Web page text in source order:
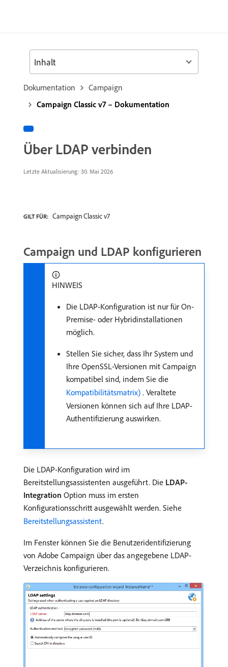
Dokumentation
Campaign
Campaign Classic v7 – Dokumentation
Über LDAP verbinden
Letzte Aktualisierung: 30. Mai 2026
GILT FÜR: Campaign Classic v7
Campaign und LDAP konfigurieren
HINWEIS
Die LDAP-Konfiguration ist nur für On-
Premise- oder Hybridinstallationen
möglich.
Stellen Sie sicher, dass Ihr System und
Ihre OpenSSL-Versionen mit Campaign
kompatibel sind, indem Sie die
Kompatibilitätsmatrix) ​ . Veraltete
Versionen können sich auf Ihre LDAP-
Authentifizierung auswirken.
Die LDAP-Konfiguration wird im
Bereitstellungsassistenten ausgeführt. Die LDAP-
Integration Option muss im ersten
Konfigurationsschritt ausgewählt werden. Siehe
Bereitstellungsassistent.
Im Fenster können Sie die Benutzeridentifizierung
von Adobe Campaign über das angegebene LDAP-
Verzeichnis konfigurieren.
Inhalt